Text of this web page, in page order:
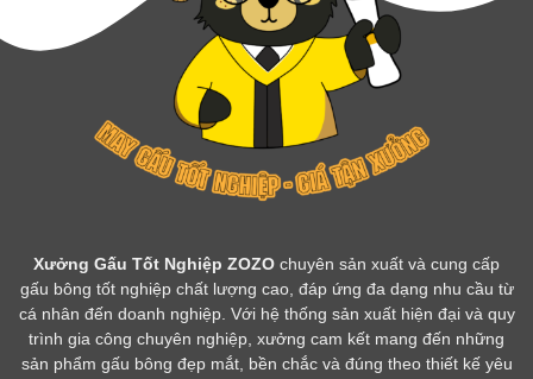
Xưởng Gấu Tốt Nghiệp ZOZO chuyên sản xuất và cung cấp
gấu bông tốt nghiệp chất lượng cao, đáp ứng đa dạng nhu cầu từ
cá nhân đến doanh nghiệp. Với hệ thống sản xuất hiện đại và quy
trình gia công chuyên nghiệp, xưởng cam kết mang đến những
sản phẩm gấu bông đẹp mắt, bền chắc và đúng theo thiết kế yêu